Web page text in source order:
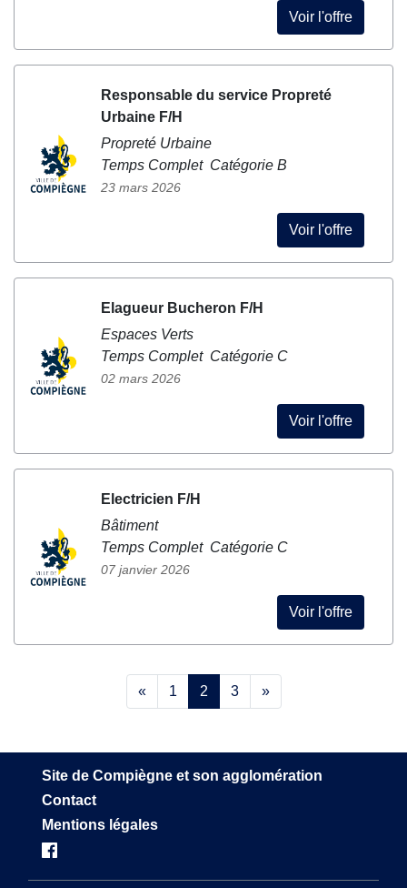
Voir l'offre
Responsable du service Propreté
Urbaine F/H
Propreté Urbaine
Temps Complet Catégorie B
23 mars 2026
Voir l'offre
Elagueur Bucheron F/H
Espaces Verts
Temps Complet Catégorie C
02 mars 2026
Voir l'offre
Electricien F/H
Bâtiment
Temps Complet Catégorie C
07 janvier 2026
Voir l'offre
« 1 2 3 »
Site de Compiègne et son agglomération
Contact
Mentions légales